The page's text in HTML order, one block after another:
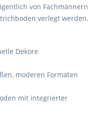
von Fachmännern
verlegt werden.
Dekore
moderen Formaten
mit integrierter